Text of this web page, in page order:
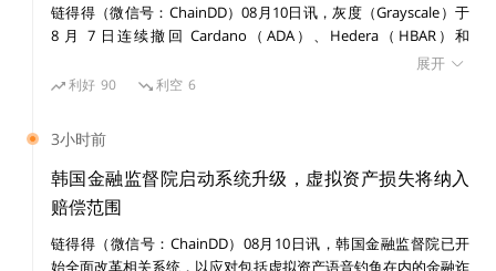
从早期买家那里赚取投资。比如，The Sandbox背后的
公司 Animoca Brands 最近报告称，该公司目前的估值
为 50 亿美元，高于 2021 年的 20 亿美元。而Roblox是
所上市，估值为 420 亿美元。一份研究报告预测，到 20
25 年，仅虚拟游戏世界就可能价值 4000 亿美元，而更
广泛的元宇宙行业的价值将超过 1 万亿美元。
许多虚拟房地产的早期买家是双重投资的——既投资于这
链得得（微信号：ChainDD）08月10日讯，灰度（Grayscale）于
8 月 7 日连续撤回 Cardano（ADA）、Hedera（HBAR）和
Polkadot（DOT）三项 ETF 注册申请，三份撤回文件提交时间间
隔约 190 秒。 三份撤回文件均表示，灰度不再计划推进相关 ETF
何证券，未发布初步招股说明书。此次撤回并非 SEC 拒绝相关 ETF
申请，文件未披露背后原因。 截至 8 月 8 日，灰度提交的
Bittensor、Aave、BNB、NEAR 和 Zcash 等山寨币 ETF 申请仍处
于初步阶段。此前，灰度 Avalanche Staking ETF 和 Hyperliquid
Staking ETF 注册声明已分别于今年 3 月和 6 月生效。但注册声明
生效本身并不代表产品已经开始交易。
展开
利好 90 利空 6
3小时前
韩国金融监督院启动系统升级，虚拟资产损失将纳入
赔偿范围
链得得（微信号：ChainDD）08月10日讯，韩国金融监督院已开
始全面改革相关系统，以应对包括虚拟资产语音钓鱼在内的金融诈